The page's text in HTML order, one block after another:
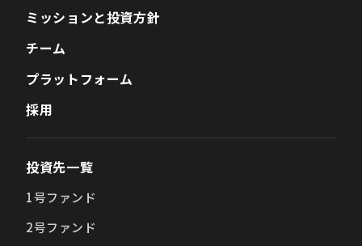
ミッションと投資方針
チーム
プラットフォーム
採用
投資先一覧
1号ファンド
2号ファンド